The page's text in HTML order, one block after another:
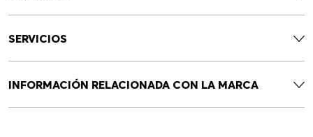
SERVICIOS
INFORMACIÓN RELACIONADA CON LA MARCA